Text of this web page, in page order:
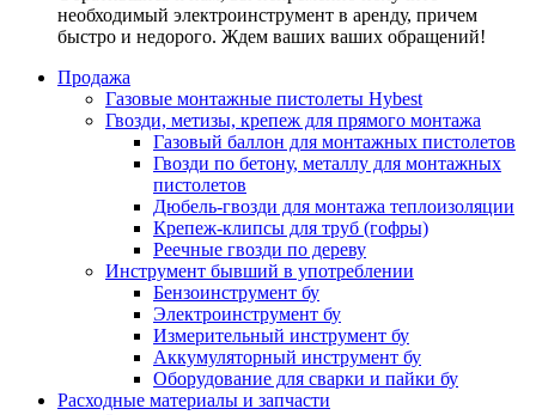
необходимый электроинструмент в аренду, причем
быстро и недорого. Ждем ваших ваших обращений!
Продажа
Газовые монтажные пистолеты Hybest
Гвозди, метизы, крепеж для прямого монтажа
Газовый баллон для монтажных пистолетов
Гвозди по бетону, металлу для монтажных
пистолетов
Дюбель-гвозди для монтажа теплоизоляции
Крепеж-клипсы для труб (гофры)
Реечные гвозди по дереву
Инструмент бывший в употреблении
Бензоинструмент бу
Электроинструмент бу
Измерительный инструмент бу
Аккумуляторный инструмент бу
Оборудование для сварки и пайки бу
Расходные материалы и запчасти